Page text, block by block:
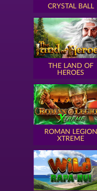
CRYSTAL BALL
THE LAND OF
HEROES
ROMAN LEGION
XTREME